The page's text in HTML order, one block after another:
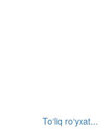
To‘liq ro‘yxat...